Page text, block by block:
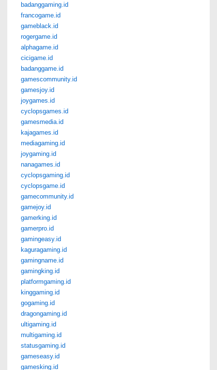
badanggaming.id
francogame.id
gameblack.id
rogergame.id
alphagame.id
cicigame.id
badanggame.id
gamescommunity.id
gamesjoy.id
joygames.id
cyclopsgames.id
gamesmedia.id
kajagames.id
mediagaming.id
joygaming.id
nanagames.id
cyclopsgaming.id
cyclopsgame.id
gamecommunity.id
gamejoy.id
gamerking.id
gamerpro.id
gamingeasy.id
kaguragaming.id
gamingname.id
gamingking.id
platformgaming.id
kinggaming.id
gogaming.id
dragongaming.id
ultigaming.id
multigaming.id
statusgaming.id
gameseasy.id
gamesking.id